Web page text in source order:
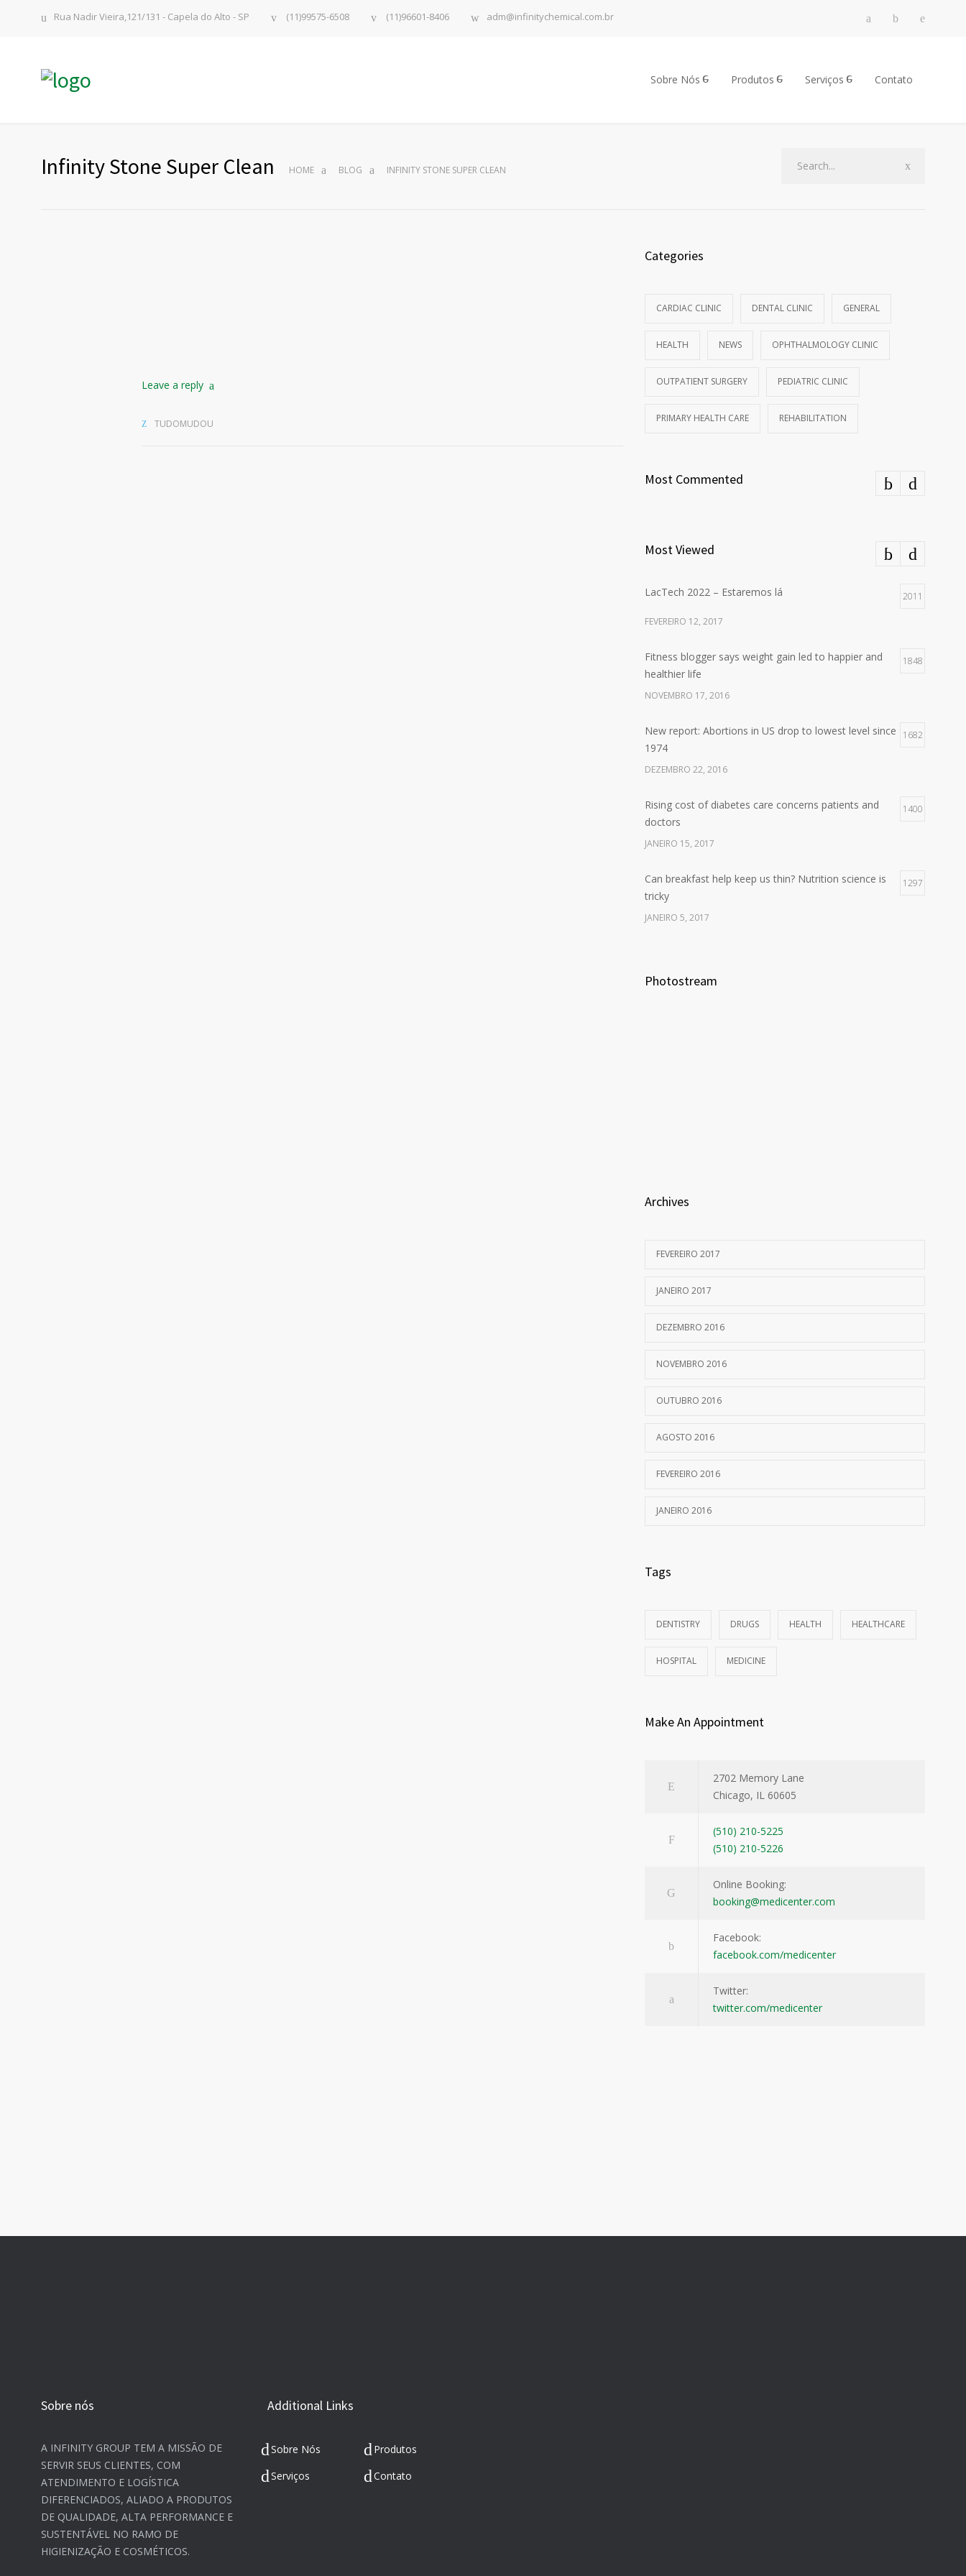
Rua Nadir Vieira,121/131 - Capela do Alto - SP (11)99575-6508 (11)96601-8406 adm@infinitychemical.com.br
Sobre Nós Produtos Serviços Contato
Infinity Stone Super Clean HOME BLOG INFINITY STONE SUPER CLEAN
Leave a reply
TUDOMUDOU
Categories
CARDIAC CLINIC DENTAL CLINIC GENERAL
HEALTH NEWS OPHTHALMOLOGY CLINIC
OUTPATIENT SURGERY PEDIATRIC CLINIC
PRIMARY HEALTH CARE REHABILITATION
Most Commented
Most Viewed
LacTech 2022 – Estaremos lá 2011
FEVEREIRO 12, 2017
Fitness blogger says weight gain led to happier and
healthier life
1848
NOVEMBRO 17, 2016
New report: Abortions in US drop to lowest level since
1974
1682
DEZEMBRO 22, 2016
Rising cost of diabetes care concerns patients and
doctors
1400
JANEIRO 15, 2017
Can breakfast help keep us thin? Nutrition science is
tricky
1297
JANEIRO 5, 2017
Photostream
Archives
FEVEREIRO 2017
JANEIRO 2017
DEZEMBRO 2016
NOVEMBRO 2016
OUTUBRO 2016
AGOSTO 2016
FEVEREIRO 2016
JANEIRO 2016
Tags
DENTISTRY DRUGS HEALTH HEALTHCARE
HOSPITAL MEDICINE
Make An Appointment
2702 Memory Lane
Chicago, IL 60605
(510) 210-5225
(510) 210-5226
Online Booking:
booking@medicenter.com
Facebook:
facebook.com/medicenter
Twitter:
twitter.com/medicenter
Sobre nós
A INFINITY GROUP TEM A MISSÃO DE
SERVIR SEUS CLIENTES, COM
ATENDIMENTO E LOGÍSTICA
DIFERENCIADOS, ALIADO A PRODUTOS
DE QUALIDADE, ALTA PERFORMANCE E
SUSTENTÁVEL NO RAMO DE
HIGIENIZAÇÃO E COSMÉTICOS.​
Additional Links
Sobre Nós
Produtos
Serviços
Contato